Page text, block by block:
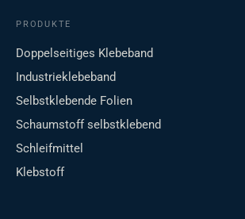
PRODUKTE
Doppelseitiges Klebeband
Industrieklebeband
Selbstklebende Folien
Schaumstoff selbstklebend
Schleifmittel
Klebstoff